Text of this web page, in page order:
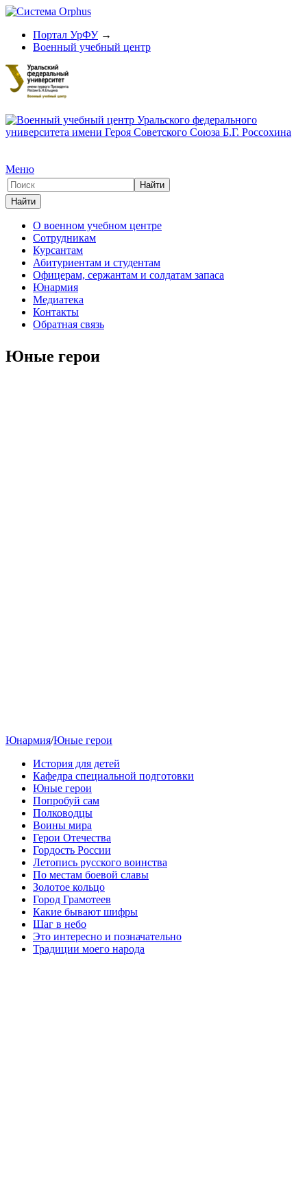
Портал УрФУ→
Военный учебный центр
Меню
О военном учебном центре
Сотрудникам
Курсантам
Абитуриентам и студентам
Офицерам, сержантам и солдатам запаса
Юнармия
Медиатека
Контакты
Обратная связь
Юные герои
Юнармия/Юные герои
История для детей
Кафедра специальной подготовки
Юные герои
Попробуй сам
Полководцы
Воины мира
Герои Отечества
Гордость России
Летопись русского воинства
По местам боевой славы
Золотое кольцо
Город Грамотеев
Какие бывают шифры
Шаг в небо
Это интересно и позначательно
Традиции моего народа